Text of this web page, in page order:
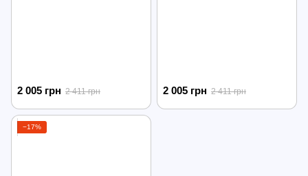
2 005 грн 2 411 грн 2 005 грн 2 411 грн
−17%